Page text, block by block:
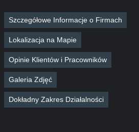
Szczegółowe Informacje o Firmach
Lokalizacja na Mapie
Opinie Klientów i Pracowników
Galeria Zdjęć
Dokładny Zakres Działalności